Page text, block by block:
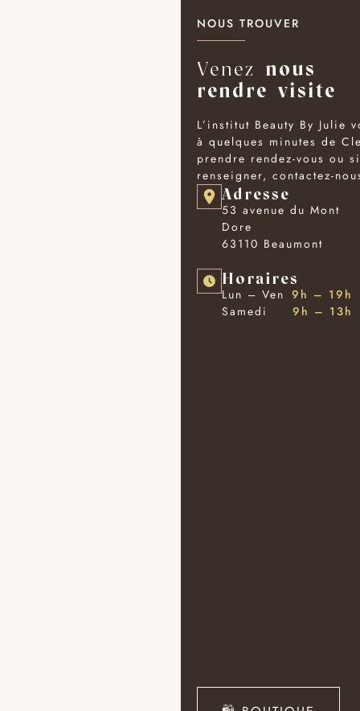
NOUS TROUVER
Venez nous
rendre visite
L’institut Beauty By Julie
à quelques minutes de
prendre rendez-vous ou
renseigner, contactez-
Adresse
53 avenue du Mont
Dore
63110 Beaumont
Horaires
Lun – Ven 9h – 19h
Samedi
9h – 13h